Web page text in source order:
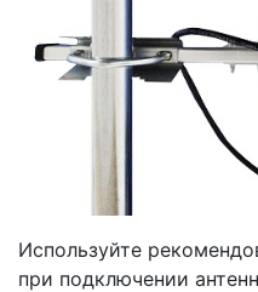
Используйте
при подключении